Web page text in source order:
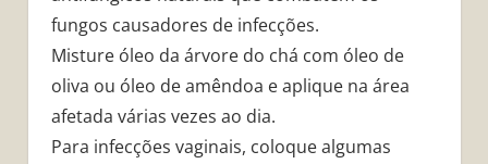
fungos causadores de infecções.
Misture óleo da árvore do chá com óleo de
oliva ou óleo de amêndoa e aplique na área
afetada várias vezes ao dia.
Para infecções vaginais, coloque algumas